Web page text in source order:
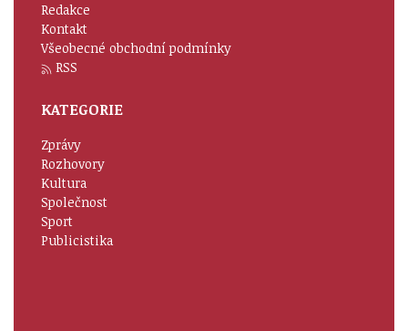
Redakce
Kontakt
Všeobecné obchodní podmínky
RSS
KATEGORIE
Zprávy
Rozhovory
Kultura
Společnost
Sport
Publicistika